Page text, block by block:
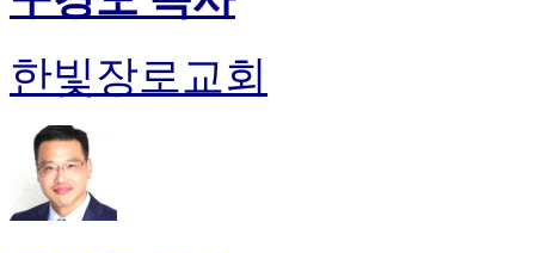
한빛장로교회